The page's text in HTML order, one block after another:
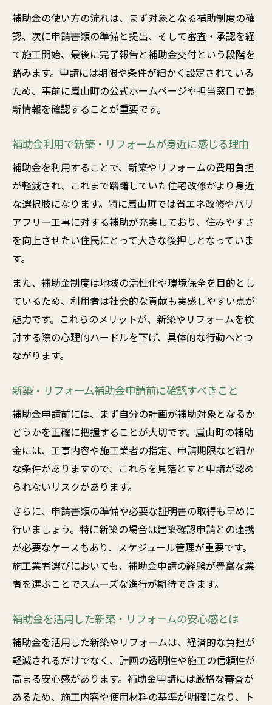
補助金の使い方の流れは、まず対象となる補助制度の確
認、次に申請書類の準備と提出、そして審査・承認を経
て施工開始、最後に完了報告と補助金交付という段階を
踏みます。申請には期限や条件が細かく設定されている
ため、事前に嵐山町の公式ホームページや担当窓口で最
新情報を確認することが重要です。
補助金利用で新築・リフォームが身近に感じる理由
補助金を利用することで、新築やリフォームの費用負担
が軽減され、これまで躊躇していた住宅改修がより身近
な選択肢になります。特に嵐山町では省エネ改修やバリ
アフリー工事に対する補助が充実しており、住みやすさ
を向上させたい住民にとって大きな後押しとなっていま
す。
また、補助金制度は地域の活性化や環境保全を目的とし
ているため、利用者は社会的な貢献も実感しやすい点が
魅力です。これらのメリットが、新築やリフォームを検
討する際の心理的ハードルを下げ、具体的な行動へとつ
ながります。
新築・リフォーム補助金申請前に確認すべきこと
補助金申請前には、まず自分の計画が補助対象となるか
どうかを正確に把握することが大切です。嵐山町の補助
金には、工事内容や施工業者の指定、申請期限など細か
な条件がありますので、これらを見落とすと申請が認め
られないリスクがあります。
さらに、申請書類の準備や必要な証明書の取得も早めに
行いましょう。特に新築の場合は建築確認申請との連携
が必要なケースもあり、スケジュール管理が重要です。
施工業者選びにおいても、補助金申請の経験が豊富な業
者を選ぶことでスムーズな進行が期待できます。
補助金を活用した新築・リフォームの安心感とは
補助金を活用した新築やリフォームは、経済的な負担が
軽減されるだけでなく、計画の透明性や施工の信頼性が
高まる安心感があります。補助金申請には厳格な審査が
あるため、施工内容や使用材料の基準が明確になり、ト